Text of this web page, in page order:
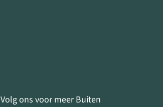
Volg ons voor meer Buiten